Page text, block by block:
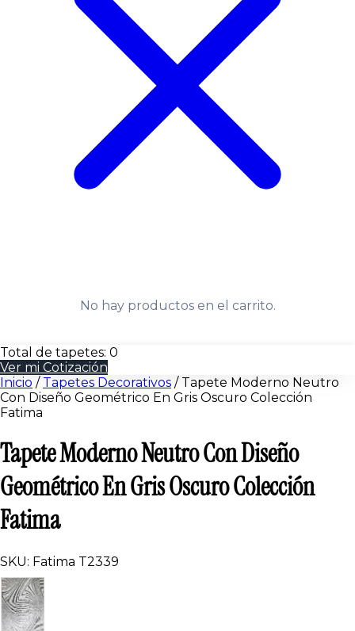
No hay productos en el carrito.
Total de tapetes: 0
Ver mi Cotización
Inicio / Tapetes Decorativos / Tapete Moderno Neutro
Con Diseño Geométrico En Gris Oscuro Colección
Fatima
Tapete Moderno Neutro Con Diseño
Geométrico En Gris Oscuro Colección
Fatima
SKU: Fatima T2339